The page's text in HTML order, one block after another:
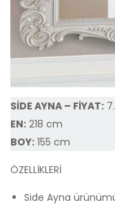
SİDE AYNA – FİYAT:
EN: 218 cm
BOY: 155 cm
ÖZELLİKLERİ
Side Ayna